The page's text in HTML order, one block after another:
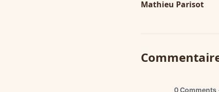
Mathieu Parisot